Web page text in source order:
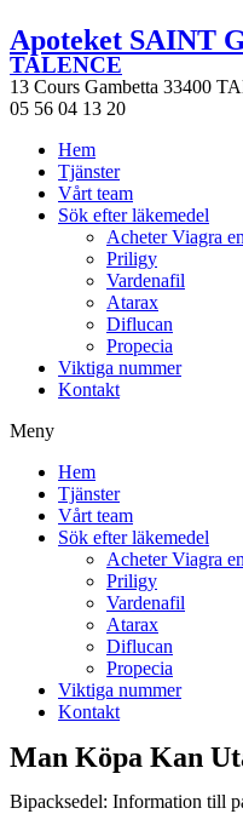
Apoteket SAINT
TALENCE
13 Cours Gambetta 33400
05 56 04 13 20
Hem
Tjänster
Vårt team
Sök efter läkemedel
Acheter Viagra
Priligy
Vardenafil
Atarax
Diflucan
Propecia
Viktiga nummer
Kontakt
Meny
Hem
Tjänster
Vårt team
Sök efter läkemedel
Acheter Viagra
Priligy
Vardenafil
Atarax
Diflucan
Propecia
Viktiga nummer
Kontakt
Man Köpa Kan
Bipacksedel: Information till